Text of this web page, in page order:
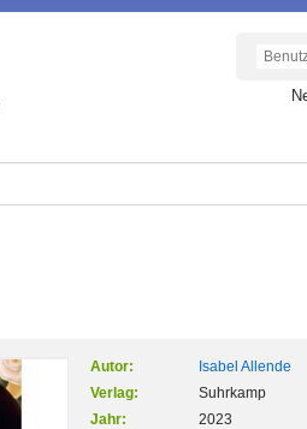
Autor:
Isabel Allende
Verlag:
Suhrkamp
Jahr:
2023